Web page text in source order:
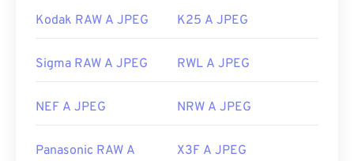
Kodak RAW A JPEG K25 A JPEG
Sigma RAW A JPEG RWL A JPEG
NEF A JPEG NRW A JPEG
Panasonic RAW A
X3F A JPEG